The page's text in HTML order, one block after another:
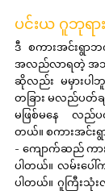
ပင်းယ ဂူဘုရာ
ဒီ စကားအင်းရွာ
အလည်လာရတဲ့ အသ
ဆိုလည်း မမှားပါဘူ
တခြား မလည်ပတ်ခ
မဖြစ်မနေ လည်
တယ်။ စကားအင်းရွ
- ကျောက်ဆည် က
ပါတယ်။ လမ်းပေ
ပါတယ်။ ဂူကြီးသုံ